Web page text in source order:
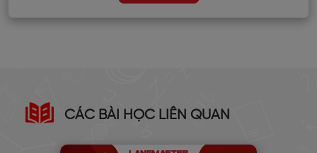
CÁC BÀI HỌC LIÊN QUAN